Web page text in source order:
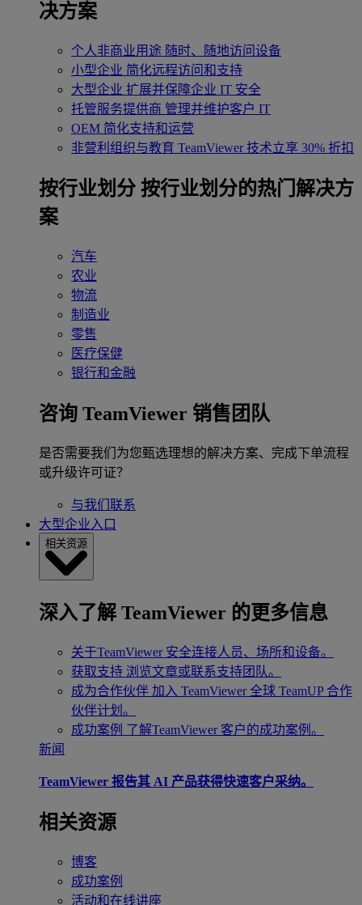
决方案
个人非商业用途 随时、随地访问设备
小型企业 简化远程访问和支持
大型企业 扩展并保障企业 IT 安全
托管服务提供商 管理并维护客户 IT
OEM 简化支持和运营
非营利组织与教育 TeamViewer 技术立享 30% 折扣
‌按行业划分 按行业划分的热门解决方
案
汽车
农业
物流
制造业
零售
医疗保健
银行和金融
咨询 TeamViewer 销售团队
是否需要我们为您甄选理想的解决方案、完成下单流程
或升级许可证？
与我们联系
大型企业入口
相关资源
深入了解 TeamViewer 的更多信息
关于TeamViewer 安全连接人员、场所和设备。
获取支持 浏览文章或联系支持团队。
成为合作伙伴 加入 TeamViewer 全球 TeamUP 合作
伙伴计划。
成功案例 了解TeamViewer 客户的成功案例。
新闻
TeamViewer 报告其 AI 产品获得快速客户采纳。
相关资源
博客
成功案例
活动和在线讲座